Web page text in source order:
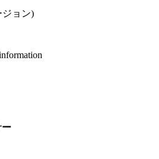
ジョン)
ー